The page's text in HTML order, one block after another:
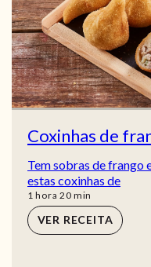
Coxinhas de
Tem sobras de frango
estas coxinhas de
1 hora
hora 20min
min
VER RECEITA